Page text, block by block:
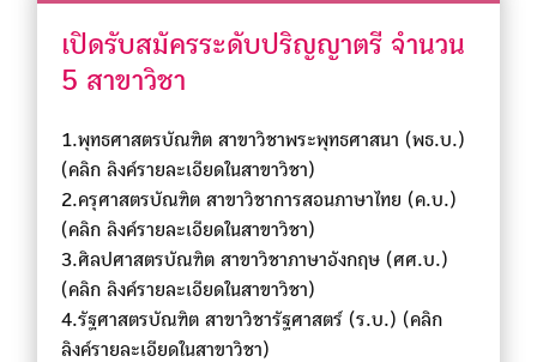
เปิดรับสมัครระดับปริญญาตรี จำนวน
5 สาขาวิชา
1.พุทธศาสตรบัณฑิต สาขาวิชาพระพุทธศาสนา (พธ.บ.)
(คลิก ลิงค์รายละเอียดในสาขาวิชา)
2.ครุศาสตรบัณฑิต สาขาวิชาการสอนภาษาไทย (ค.บ.)
(คลิก ลิงค์รายละเอียดในสาขาวิชา)
3.ศิลปศาสตรบัณฑิต สาขาวิชาภาษาอังกฤษ (ศศ.บ.)
(คลิก ลิงค์รายละเอียดในสาขาวิชา)
4.รัฐศาสตรบัณฑิต สาขาวิชารัฐศาสตร์ (ร.บ.) (คลิก
ลิงค์รายละเอียดในสาขาวิชา)